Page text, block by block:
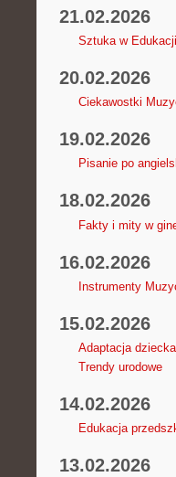
21.02.2026
Sztuka w
20.02.2026
Ciekawostki
19.02.2026
Pisanie po
18.02.2026
Fakty i mity w
16.02.2026
Instrumenty
15.02.2026
Adaptacja dziecka
Trendy urodowe
14.02.2026
Edukacja
13.02.2026